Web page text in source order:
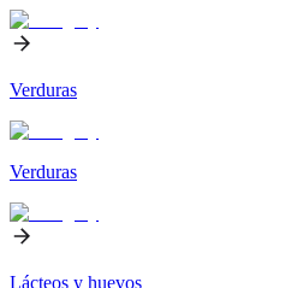
Verduras
Verduras
Lácteos y huevos